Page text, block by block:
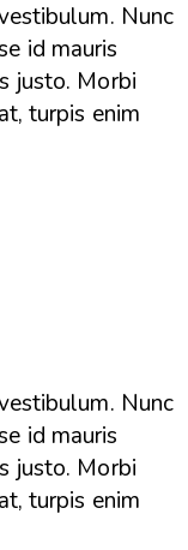
Nunc
id mauris
justo. Morbi
turpis enim
Nunc
id mauris
justo. Morbi
turpis enim